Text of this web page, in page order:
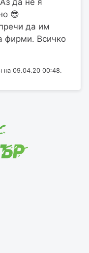
😎
да им
фирми. Всичко
на 09.04.20 00:48.